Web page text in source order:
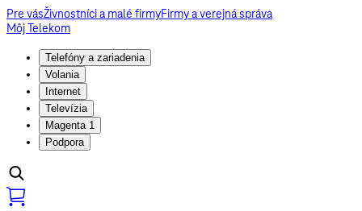
Pre vásŽivnostníci a malé firmyFirmy a verejná správa
Môj Telekom
Telefóny a zariadenia
Volania
Internet
Televízia
Magenta 1
Podpora